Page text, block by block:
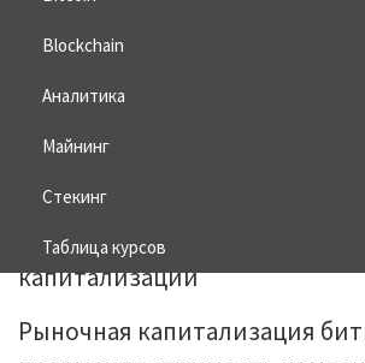
Blockchain
Аналитика
Майнинг
Стекинг
Таблица курсов
рыночной
Рыночная капитализация